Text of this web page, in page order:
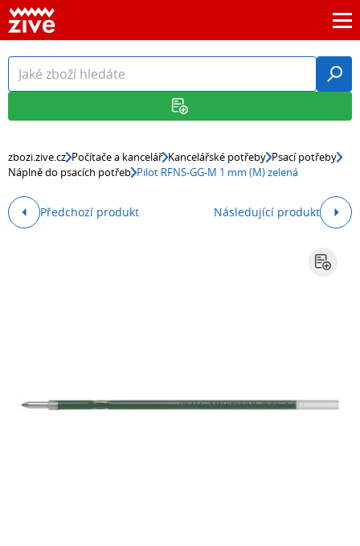
zbozi.zive.cz Počítače a kancelář Kancelářské potřeby Psací potřeby
Náplně do psacích potřeb Pilot RFNS-GG-M 1 mm (M) zelená
Předchozí produkt Následující produkt